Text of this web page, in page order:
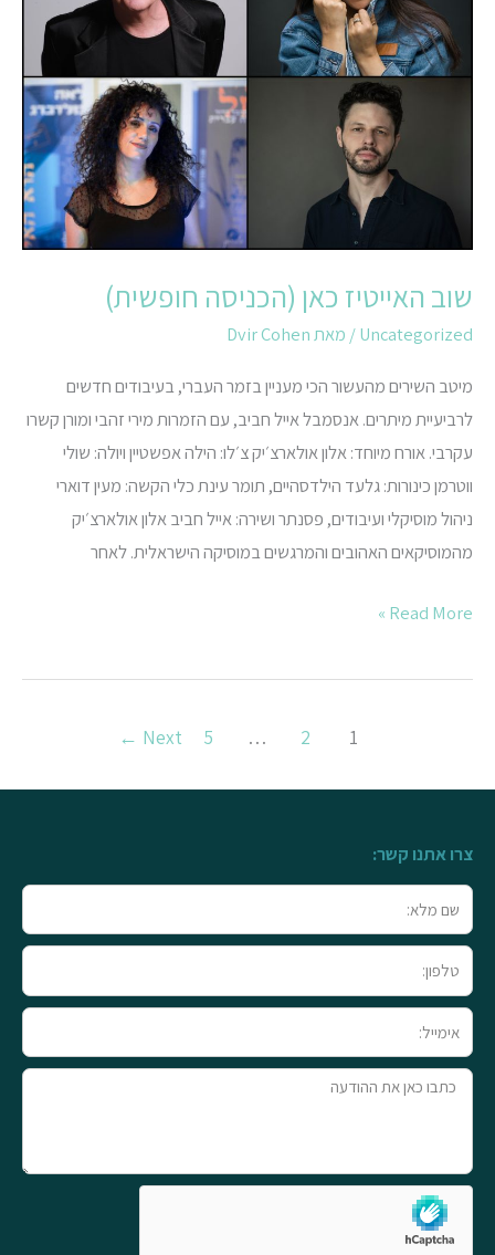
שוב האייטיז כאן (הכניסה חופשית)
Uncategorized/ מאתDvir Cohen
מיטב השירים מהעשור הכי מעניין בזמר העברי, בעיבודים חדשים
לרביעיית מיתרים. אנסמבל אייל חביב, עם הזמרות מירי זהבי ומורן קשרו
עקרבי. אורח מיוחד: אלון אולארצ׳יק צ׳לו: הילה אפשטיין ויולה: שולי
ווטרמן כינורות: גלעד הילדסהיים, תומר עינת כלי הקשה: מעין דוארי
ניהול מוסיקלי ועיבודים, פסנתר ושירה: אייל חביב אלון אולארצ׳יק
מהמוסיקאים האהובים והמרגשים במוסיקה הישראלית. לאחר
(הכניסה
חופשית)
Read More »
1
2
…
5
Next
←
צרו אתנו קשר:
מלא
טלפון
טקסט